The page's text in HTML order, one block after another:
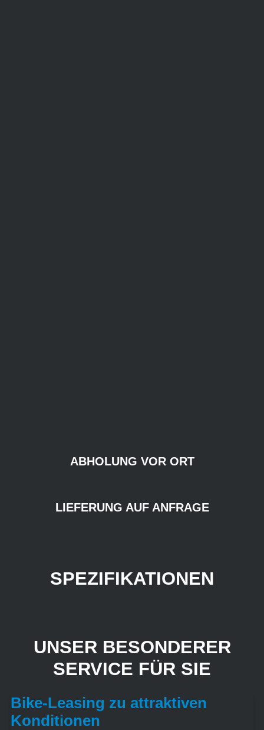
ABHOLUNG VOR ORT
LIEFERUNG AUF ANFRAGE
SPEZIFIKATIONEN
UNSER BESONDERER
SERVICE FÜR SIE
Bike-Leasing zu attraktiven
Konditionen